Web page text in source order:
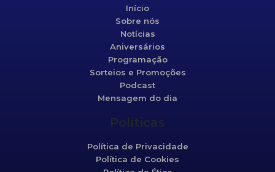
Início
Sobre nós
Notícias
Aniversários
Programação
Sorteios e Promoções
Podcast
Mensagem do dia
Políticas
Política de Privacidade
Política de Cookies